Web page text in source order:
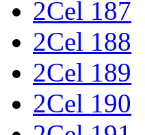
2Cel 187
2Cel 188
2Cel 189
2Cel 190